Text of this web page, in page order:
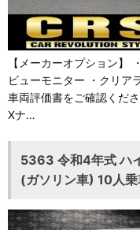
【メーカーオプション】
ビューモニター ・クリ
車両評価書をご確認くだ
Xナ…
5363 令和4年式 ハ
(ガソリン車) 10人